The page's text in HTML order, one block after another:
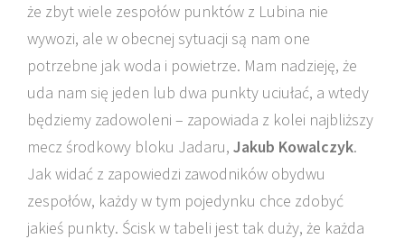
że zbyt wiele zespołów punktów z Lubina nie
wywozi, ale w obecnej sytuacji są nam one
potrzebne jak woda i powietrze. Mam nadzieję, że
uda nam się jeden lub dwa punkty uciułać, a wtedy
będziemy zadowoleni – zapowiada z kolei najbliższy
mecz środkowy bloku Jadaru, Jakub Kowalczyk.
Jak widać z zapowiedzi zawodników obydwu
zespołów, każdy w tym pojedynku chce zdobyć
jakieś punkty. Ścisk w tabeli jest tak duży, że każda